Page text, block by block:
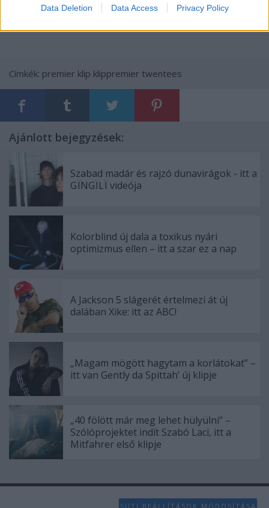
Data Deletion Data Access Privacy Policy
Címkék: premier klip klippremier twentees
Ajánlott bejegyzések:
Szabad madár és rajzó dunavirágok - itt a
GÏNGÏLÏ videója
Kolorblind új dala a toxikus nyári
optimizmus ellen – itt a szar ez a nap
A Jackson 5 slágerét értelmezi át új
dalában Xike: itt az ABC!
„Magam mögött hagytam a korlátokat” –
itt van Gently da Spittah’ új klipje
„40 fölött már meg lehet hülyülni” –
Szólóprojektet indít Szabó Laci, itt a
Mitfahrer első klipje
SÜTI BEÁLLÍTÁSOK MÓDOSÍTÁSA